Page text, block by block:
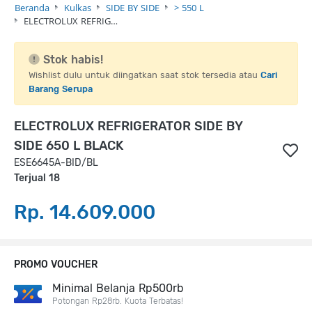
Beranda Kulkas SIDE BY SIDE
> 550 L
ELECTROLUX REFRIG…
Stok habis!
Wishlist dulu untuk diingatkan saat stok tersedia atau Cari
Barang Serupa
ELECTROLUX REFRIGERATOR SIDE BY
SIDE 650 L BLACK
ESE6645A-BID/BL
Terjual 18
Rp. 14.609.000
PROMO VOUCHER
Minimal Belanja Rp500rb
Potongan Rp28rb. Kuota Terbatas!